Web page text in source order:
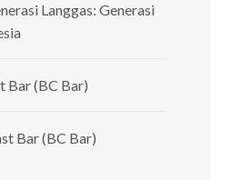
Langgas: Generasi
Bar (BC Bar)
Bar (BC Bar)